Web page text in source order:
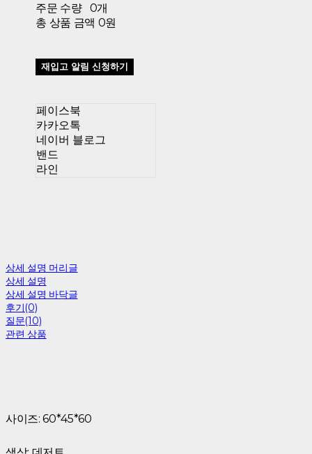
주문 수량
0개
총 상품 금액 0원
재입고 알림 신청하기
페이스북
카카오톡
네이버 블로그
밴드
라인
상세 설명 머리글
상세 설명
상세 설명 바닥글
후기(0)
질문(10)
관련 상품
사이즈: 60*45*60